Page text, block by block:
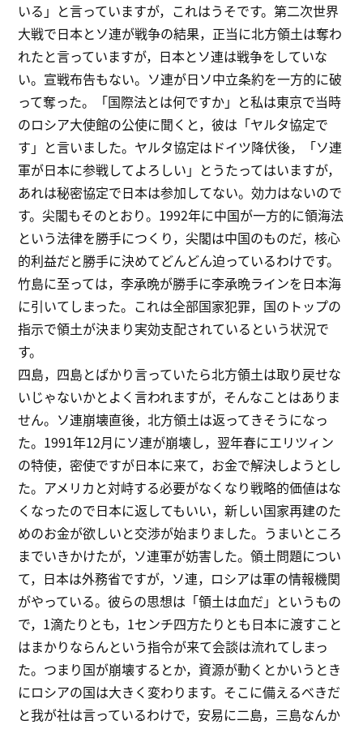
いる」と言っていますが，これはうそです。第二次世界
大戦で日本とソ連が戦争の結果，正当に北方領土は奪わ
れたと言っていますが，日本とソ連は戦争をしていな
い。宣戦布告もない。ソ連が日ソ中立条約を一方的に破
って奪った。「国際法とは何ですか」と私は東京で当時
のロシア大使館の公使に聞くと，彼は「ヤルタ協定で
す」と言いました。ヤルタ協定はドイツ降伏後，「ソ連
軍が日本に参戦してよろしい」とうたってはいますが，
あれは秘密協定で日本は参加してない。効力はないので
す。尖閣もそのとおり。1992年に中国が一方的に領海法
という法律を勝手につくり，尖閣は中国のものだ，核心
的利益だと勝手に決めてどんどん迫っているわけです。
竹島に至っては，李承晩が勝手に李承晩ラインを日本海
に引いてしまった。これは全部国家犯罪，国のトップの
指示で領土が決まり実効支配されているという状況で
す。
四島，四島とばかり言っていたら北方領土は取り戻せな
いじゃないかとよく言われますが，そんなことはありま
せん。ソ連崩壊直後，北方領土は返ってきそうになっ
た。1991年12月にソ連が崩壊し，翌年春にエリツィン
の特使，密使ですが日本に来て，お金で解決しようとし
た。アメリカと対峙する必要がなくなり戦略的価値はな
くなったので日本に返してもいい，新しい国家再建のた
めのお金が欲しいと交渉が始まりました。うまいところ
までいきかけたが，ソ連軍が妨害した。領土問題につい
て，日本は外務省ですが，ソ連，ロシアは軍の情報機関
がやっている。彼らの思想は「領土は血だ」というもの
で，1滴たりとも，1センチ四方たりとも日本に渡すこと
はまかりならんという指令が来て会談は流れてしまっ
た。つまり国が崩壊するとか，資源が動くとかいうとき
にロシアの国は大きく変わります。そこに備えるべきだ
と我が社は言っているわけで，安易に二島，三島なんか